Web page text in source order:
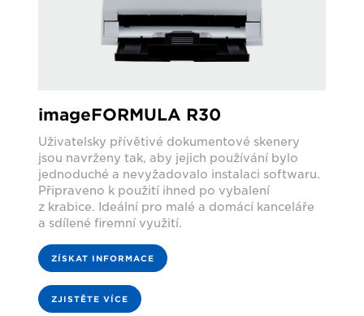
imageFORMULA R30
Uživatelsky přívětivé dokumentové skenery
jsou navrženy tak, aby jejich používání bylo
jednoduché a nevyžadovalo instalaci softwaru.
Připraveno k použití ihned po vybalení
z krabice. Ideální pro malé a domácí kanceláře
a sdílené firemní využití.
ZÍSKAT INFORMACE
ZJISTĚTE VÍCE